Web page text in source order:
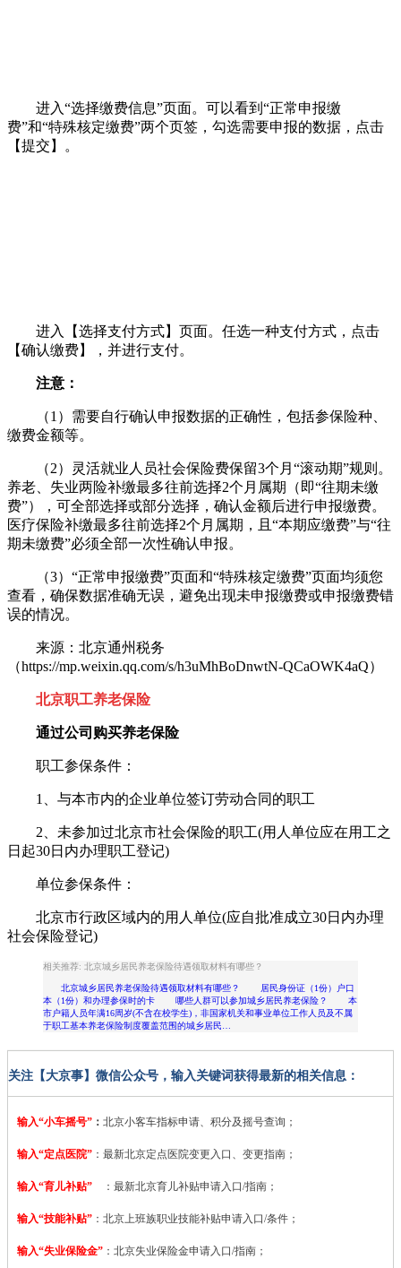
进入“选择缴费信息”页面。可以看到“正常申报缴
费”和“特殊核定缴费”两个页签，勾选需要申报的数据，点击
【提交】。
进入【选择支付方式】页面。任选一种支付方式，点击
【确认缴费】，并进行支付。
注意：
（1）需要自行确认申报数据的正确性，包括参保险种、
缴费金额等。
（2）灵活就业人员社会保险费保留3个月“滚动期”规则。
养老、失业两险补缴最多往前选择2个月属期（即“往期未缴
费”），可全部选择或部分选择，确认金额后进行申报缴费。
医疗保险补缴最多往前选择2个月属期，且“本期应缴费”与“往
期未缴费”必须全部一次性确认申报。
（3）“正常申报缴费”页面和“特殊核定缴费”页面均须您
查看，确保数据准确无误，避免出现未申报缴费或申报缴费错
误的情况。
来源：北京通州税务
（https://mp.weixin.qq.com/s/h3uMhBoDnwtN-QCaOWK4aQ）
北京职工养老保险
通过公司购买养老保险
职工参保条件：
1、与本市内的企业单位签订劳动合同的职工
2、未参加过北京市社会保险的职工(用人单位应在用工之
日起30日内办理职工登记)
单位参保条件：
北京市行政区域内的用人单位(应自批准成立30日内办理
社会保险登记)
相关推荐: 北京城乡居民养老保险待遇领取材料有哪些？
北京城乡居民养老保险待遇领取材料有哪些？ 居民身份证（1份）户口
本（1份）和办理参保时的卡 哪些人群可以参加城乡居民养老保险？ 本
市户籍人员年满16周岁(不含在校学生)，非国家机关和事业单位工作人员及不属
于职工基本养老保险制度覆盖范围的城乡居民…
关注【大京事】微信公众号，输入关键词获得最新的相关信息：
输入“小车摇号” ： 北京小客车指标申请、积分及摇号查询；
输入“定点医院” ： 最新北京定点医院变更入口、变更指南；
输入“育儿补贴” ：最新北京育儿补贴申请入口/指南；
输入“技能补贴” ： 北京上班族职业技能补贴申请入口/条件；
输入“失业保险金” ：北京失业保险金申请入口/指南；